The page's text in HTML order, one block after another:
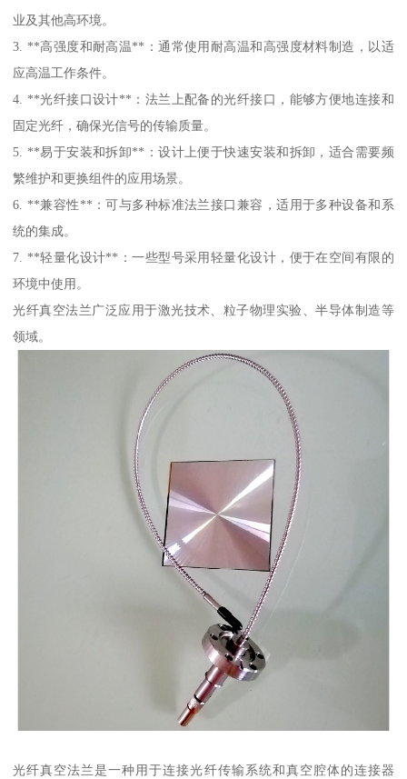
业及其他高环境。
3. **高强度和耐高温**：通常使用耐高温和高强度材料制造，以适
应高温工作条件。
4. **光纤接口设计**：法兰上配备的光纤接口，能够方便地连接和
固定光纤，确保光信号的传输质量。
5. **易于安装和拆卸**：设计上便于快速安装和拆卸，适合需要频
繁维护和更换组件的应用场景。
6. **兼容性**：可与多种标准法兰接口兼容，适用于多种设备和系
统的集成。
7. **轻量化设计**：一些型号采用轻量化设计，便于在空间有限的
环境中使用。
光纤真空法兰广泛应用于激光技术、粒子物理实验、半导体制造等
领域。
光纤真空法兰是一种用于连接光纤传输系统和真空腔体的连接器